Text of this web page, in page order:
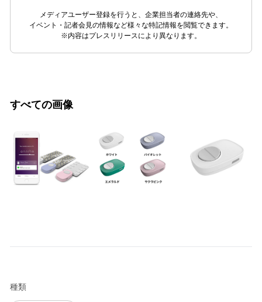
メディアユーザー登録を行うと、企業担当者の連絡先や、
イベント・記者会見の情報など様々な特記情報を閲覧できます。
※内容はプレスリリースにより異なります。
すべての画像
種類